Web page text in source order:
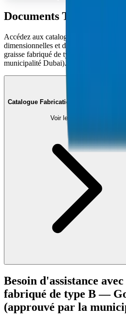
Documents Techniques
Accédez aux catalogues techniques
dimensionnelles et documentation de
graisse fabriqué de type B — Godet
municipalité Dubai).
Catalogue Fabrications et Accessoires
Voir le Document
Besoin d'assistance avec
fabriqué de type B —
(approuvé par la